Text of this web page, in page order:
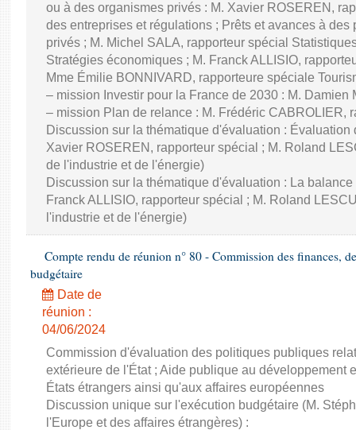
ou à des organismes privés : M. Xavier ROSEREN,
des entreprises et régulations ; Prêts et avances à
privés ; M. Michel SALA, rapporteur spécial
Stratégies économiques ; M. Franck ALLISIO,
Mme Émilie BONNIVARD, rapporteure spéciale
– mission Investir pour la France de 2030 : M. Damien
– mission Plan de relance : M. Frédéric CABROLIER,
Discussion sur la thématique d'évaluation :
Xavier ROSEREN, rapporteur spécial ; M. Roland
de l'industrie et de l'énergie)
Discussion sur la thématique d'évaluation : La
Franck ALLISIO, rapporteur spécial ; M. Roland
l'industrie et de l'énergie)
Compte rendu de réunion n° 80 - Commission des finances,
budgétaire
Date de
réunion :
04/06/2024
Commission d'évaluation des politiques publiques
extérieure de l'État ; Aide publique au développement
États étrangers ainsi qu'aux affaires européennes
Discussion unique sur l'exécution budgétaire (M.
l'Europe et des affaires étrangères) :